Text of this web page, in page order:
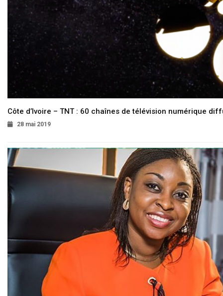
Côte d’Ivoire – TNT : 60 chaînes de télévision numérique
28 mai 2019